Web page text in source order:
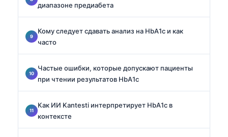
диапазоне предиабета
Кому следует сдавать анализ на HbA1c и как
часто
Частые ошибки, которые допускают пациенты
при чтении результатов HbA1c
Как ИИ Kantesti интерпретирует HbA1c в
контексте